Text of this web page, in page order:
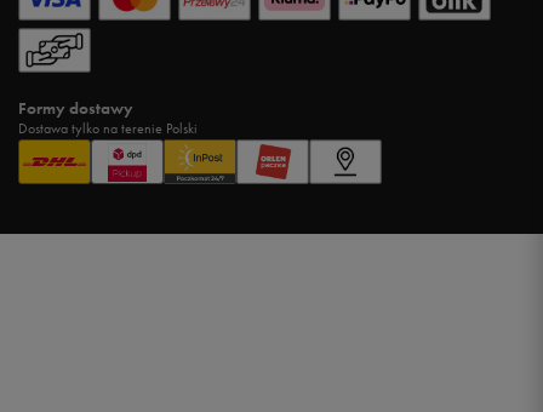
Formy dostawy
Dostawa tylko na terenie Polski